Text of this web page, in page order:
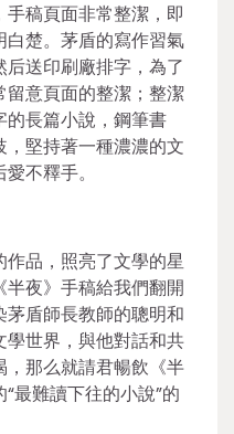
稿頁面非常整潔，即
楚。茅盾的寫作習氣
送印刷廠排字，為了
意頁面的整潔；整潔
長篇小說，鋼筆書
堅持著一種濃濃的文
不釋手。
品，照亮了文學的星
夜》手稿給我們翻開
盾師長教師的聰明和
世界，與他對話和共
那么就請君暢飲《半
最難讀下往的小說”的